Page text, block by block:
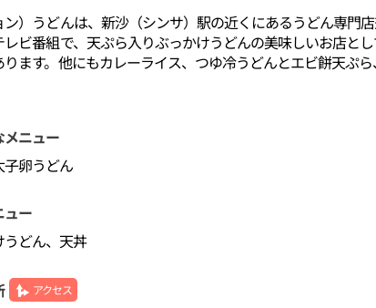
）うどんは、新沙（シンサ）駅の近くにあるうどん専門
ビ番組で、天ぷら入りぶっかけうどんの美味しいお店と
ます。他にもカレーライス、つゆ冷うどんとエビ餅天ぷ
メニュー
子卵うどん
ュー
うどん、天丼
アクセス